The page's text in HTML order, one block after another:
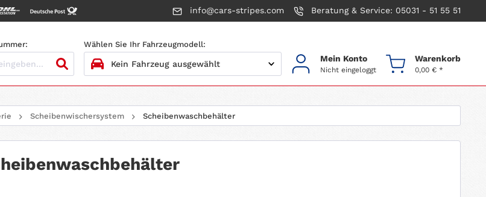
info@cars-stripes.com Beratung & Service: 05031 - 51 55 51
Wählen Sie Ihr Fahrzeugmodell:
2. MODELL
3. BAUJAHR
Mein Konto
Nicht eingeloggt
Warenkorb
0,00 € *
Scheibenwischersystem Scheibenwaschbehälter